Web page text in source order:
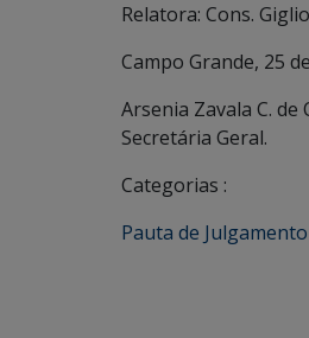
Relatora: Cons.
Campo Grande, 25
Arsenia Zavala C. de
Secretária Geral.
Categorias :
Pauta de Julgamento